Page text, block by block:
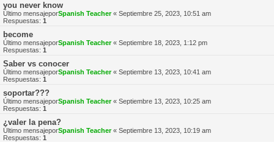
you never know
Último mensajeporSpanish Teacher« Septiembre 25, 2023, 10:51 am
Respuestas: 1
become
Último mensajeporSpanish Teacher« Septiembre 18, 2023, 1:12 pm
Respuestas: 1
Saber vs conocer
Último mensajeporSpanish Teacher« Septiembre 13, 2023, 10:41 am
Respuestas: 1
soportar???
Último mensajeporSpanish Teacher« Septiembre 13, 2023, 10:25 am
Respuestas: 1
¿valer la pena?
Último mensajeporSpanish Teacher« Septiembre 13, 2023, 10:19 am
Respuestas: 1